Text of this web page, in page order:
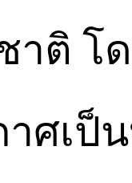
าติ โ
ศเป็